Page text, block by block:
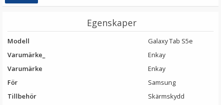
149 kr
Egenskaper
Modell
Galaxy Tab S5e
Varumärke_
Enkay
Varumärke
Enkay
För
Samsung
Tillbehör
Skärmskydd